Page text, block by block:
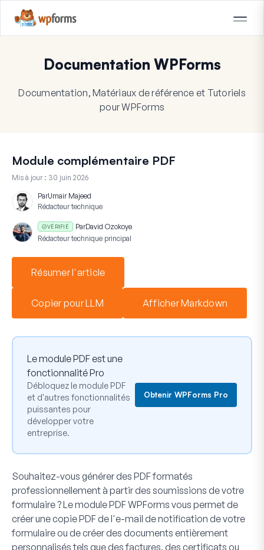
Documentation WPForms
Documentation, Matériaux de référence et Tutoriels
pour WPForms
Module complémentaire PDF
Mis à jour : 30 juin 2026
ParUmair Majeed
Rédacteur technique
VÉRIFIÉ ParDavid Ozokoye
Rédacteur technique principal
Résumer l'article
Copier pour LLM Afficher Markdown
Le module PDF est une
fonctionnalité Pro
Débloquez le module PDF
et d'autres fonctionnalités
puissantes pour
développer votre
entreprise.
Obtenir WPForms Pro
Souhaitez-vous générer des PDF formatés
professionnellement à partir des soumissions de votre
formulaire ? Le module PDF WPForms vous permet de
créer une copie PDF de l'e-mail de notification de votre
formulaire ou de créer des documents entièrement
personnalisés tels que des factures, des certificats ou